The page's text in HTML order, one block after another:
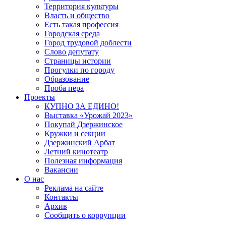
Территория культуры
Власть и общество
Есть такая профессия
Городская среда
Город трудовой доблести
Слово депутату
Страницы истории
Прогулки по городу
Образование
Проба пера
Проекты
КУПНО ЗА ЕДИНО!
Выставка «Урожай 2023»
Покупай Дзержинское
Кружки и секции
Дзержинский Арбат
Летний кинотеатр
Полезная информация
Вакансии
О нас
Реклама на сайте
Контакты
Архив
Сообщить о коррупции